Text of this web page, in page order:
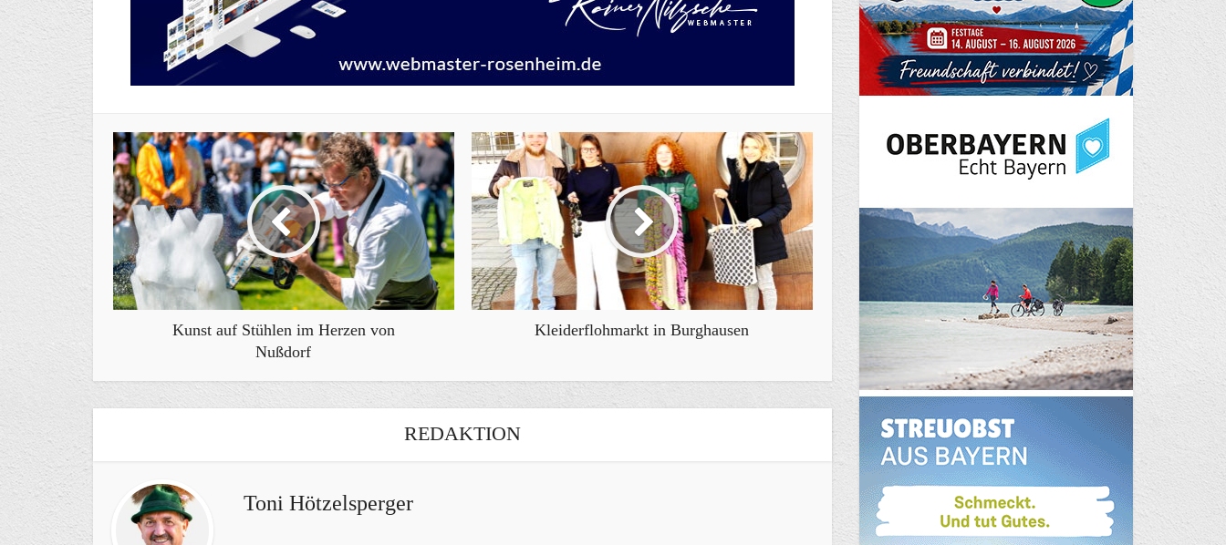
Kunst auf Stühlen im Herzen von
Nußdorf
Kleiderflohmarkt in Burghausen
REDAKTION
Toni Hötzelsperger